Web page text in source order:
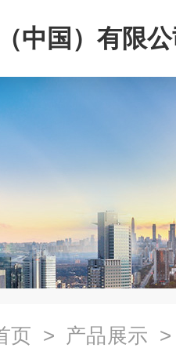
中国）有限
页 > 产品展示